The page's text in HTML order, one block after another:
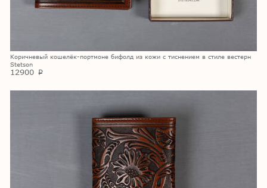
Коричневый кошелёк-портмоне бифолд из кожи с тиснением в стиле вестерн
Stetson
12900 p